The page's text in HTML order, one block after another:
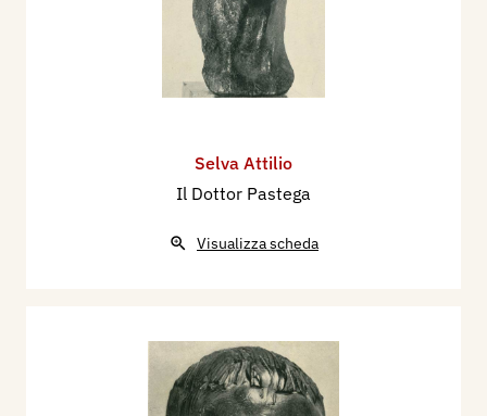
Selva Attilio
Il Dottor Pastega
Visualizza scheda